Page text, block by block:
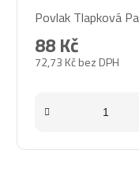
Povlak Tlapková
72,73 Kč bez DPH
88 Kč